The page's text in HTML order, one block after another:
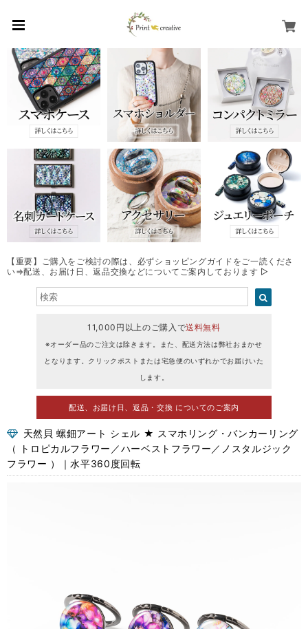
【重要】ご購入をご検討の際は、必ずショッピングガイドをご一読くださ
い⇒配送、お届け日、返品交換などについてご案内しております ▷
11,000円以上のご購入で送料無料
※オーダー品のご注文は除きます。また、配送方法は弊社おまかせ
となります。クリックポストまたは宅急便のいずれかでお届けいた
します。
配送、お届け日、返品・交換 についてのご案内
天然貝 螺鈿アート シェル ★ スマホリング・バンカーリング
（ トロピカルフラワー／ハーベストフラワー／ノスタルジック
フラワー ）｜水平360度回転